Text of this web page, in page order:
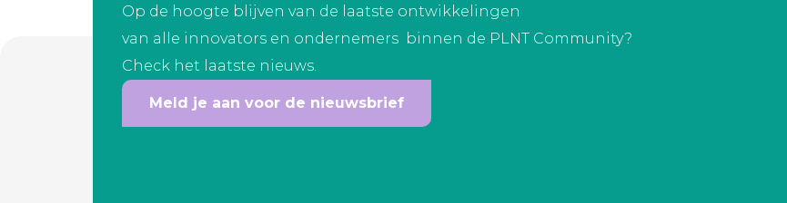
Op de hoogte blijven van de laatste ontwikkelingen
van alle innovators en ondernemers binnen de PLNT Community?
Check het laatste nieuws.
Meld je aan voor de nieuwsbrief